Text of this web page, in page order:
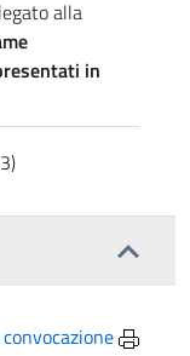
alla
in